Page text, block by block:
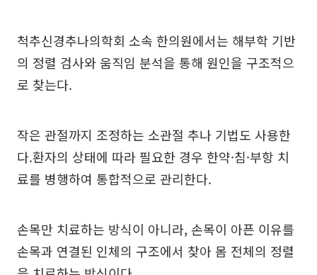
척추신경추나의학회 소속 한의원에서는 해부학 기반
의 정렬 검사와 움직임 분석을 통해 원인을 구조적으
로 찾는다.
작은 관절까지 조정하는 소관절 추나 기법도 사용한
다.환자의 상태에 따라 필요한 경우 한약·침·부항 치
료를 병행하여 통합적으로 관리한다.
손목만 치료하는 방식이 아니라, 손목이 아픈 이유를
손목과 연결된 인체의 구조에서 찾아 몸 전체의 정렬